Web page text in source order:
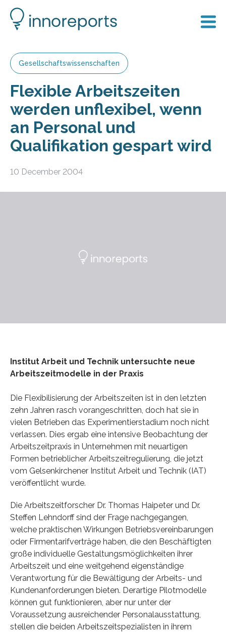
Gesellschaftswissenschaften
Flexible Arbeitszeiten
werden unflexibel, wenn
an Personal und
Qualifikation gespart wird
10 December 2004
Institut Arbeit und Technik untersuchte neue
Arbeitszeitmodelle in der Praxis
Die Flexibilisierung der Arbeitszeiten ist in den letzten
zehn Jahren rasch vorangeschritten, doch hat sie in
vielen Betrieben das Experimentierstadium noch nicht
verlassen. Dies ergab eine intensive Beobachtung der
Arbeitszeitpraxis in Unternehmen mit neuartigen
Formen betrieblicher Arbeitszeitregulierung, die jetzt
vom Gelsenkirchener Institut Arbeit und Technik (IAT)
veröffentlicht wurde.
Die Arbeitszeitforscher Dr. Thomas Haipeter und Dr.
Steffen Lehndorff sind der Frage nachgegangen,
welche praktischen Wirkungen Betriebsvereinbarungen
oder Firmentarifverträge haben, die den Beschäftigten
große individuelle Gestaltungsmöglichkeiten ihrer
Arbeitszeit und eine weitgehend eigenständige
Verantwortung für die Bewältigung der Arbeits- und
Kundenanforderungen bieten. Derartige Pilotmodelle
können gut funktionieren, aber nur unter der
Voraussetzung ausreichender Personalausstattung,
stellen die beiden Arbeitszeitspezialisten in ihrem